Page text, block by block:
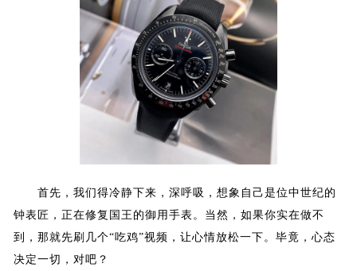
首先，我们得冷静下来，深呼吸，想象自己是位中世纪的
钟表匠，正在修复国王的御用手表。当然，如果你实在做不
到，那就先刷几个“吃鸡”视频，让心情放松一下。毕竟，心态
决定一切，对吧？